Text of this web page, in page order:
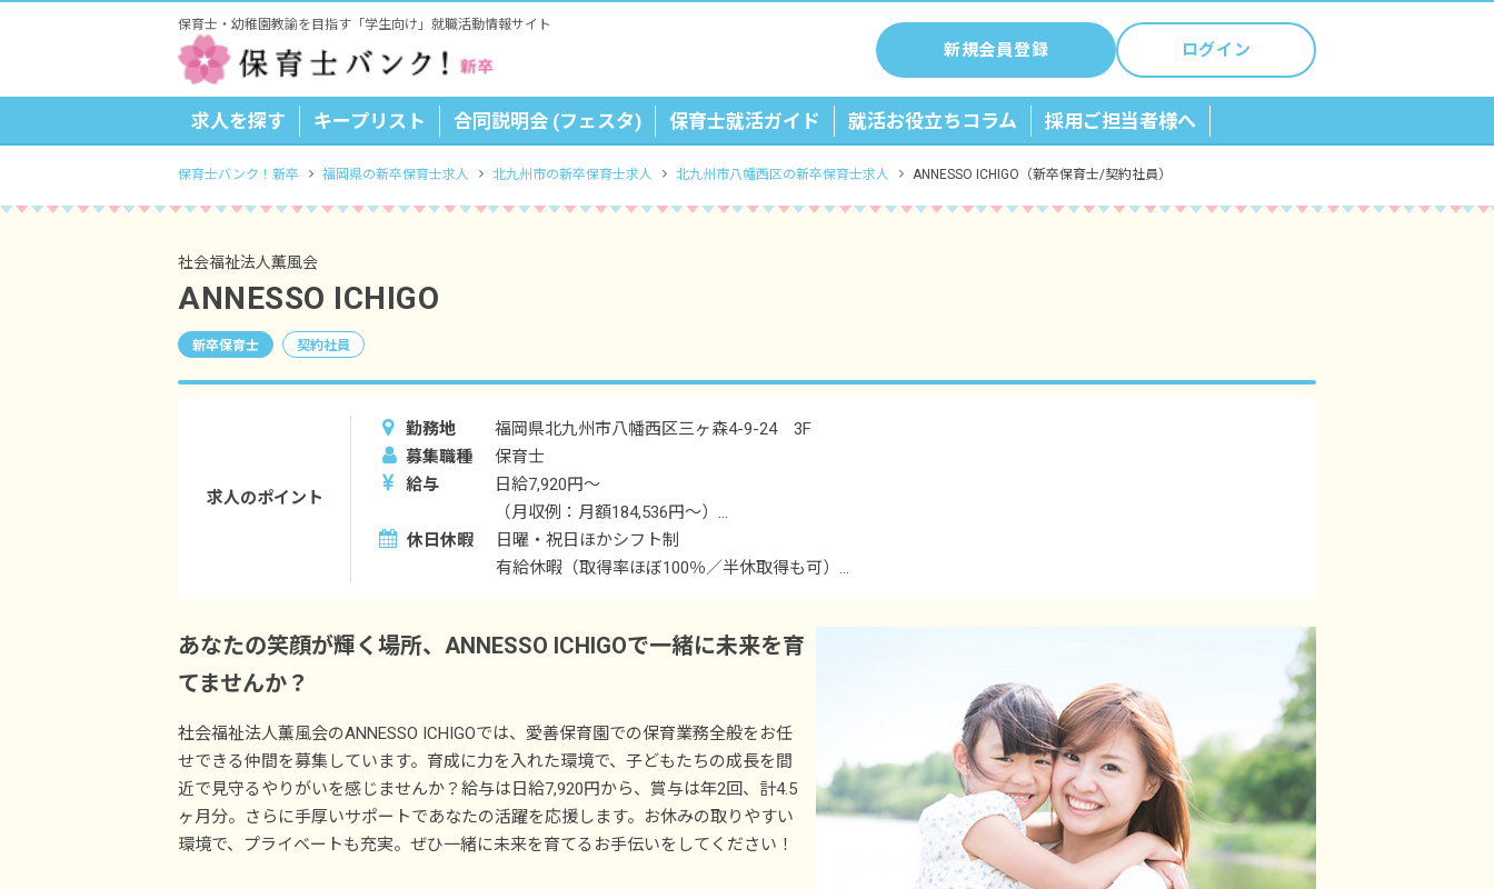
保育士・幼稚園教諭を目指す「学生向け」就職活動情報サイト
新規会員登録 ログイン
求人を探す キープリスト 合同説明会 (フェスタ) 保育士就活ガイド 就活お役立ちコラム 採用ご担当者様へ
保育士バンク！新卒 福岡県の新卒保育士求人 北九州市の新卒保育士求人 北九州市八幡西区の新卒保育士求人 ANNESSO ICHIGO（新卒保育士/契約社員）
社会福祉法人薫風会
ANNESSO ICHIGO
新卒保育士 契約社員
求人のポイント
勤務地
福岡県北九州市八幡西区三ヶ森4-9-24 3F
募集職種
保育士
給与
日給7,920円～
（月収例：月額184,536円～）
※有期契約の雇用となり、1年ごとに契約更新（査定あり）
処遇改善手当 上限40,000円／月
若年層（2～3年目）保育士処遇改善手当 5,000円～10,000円程度／月
処遇改善一時金 年1回：最低350,000円（前年度実績）
通勤手当 上限25,000円／月（実費支給）
時間外手当
昇給あり（入職3年目に昇給、その後は1年おき）
休日休暇
日曜・祝日ほかシフト制
有給休暇（取得率ほぼ100％／半休取得も可）
夏季休暇
介護休暇
◇お休みが取りやすい環境づくりを行なっています！
年間の公休＋有休で、計105～120日前後の休日休暇を取得しています！子育て中の職員も多数活躍中！産
休や育休から復帰した際はローテーションではなく、固定時間で勤務ができます。
あなたの笑顔が輝く場所、ANNESSO ICHIGOで一緒に未来を育
てませんか？
社会福祉法人薫風会のANNESSO ICHIGOでは、愛善保育園での保育業務全般をお任
せできる仲間を募集しています。育成に力を入れた環境で、子どもたちの成長を間
近で見守るやりがいを感じませんか？給与は日給7,920円から、賞与は年2回、計4.5
ヶ月分。さらに手厚いサポートであなたの活躍を応援します。お休みの取りやすい
環境で、プライベートも充実。ぜひ一緒に未来を育てるお手伝いをしてください！